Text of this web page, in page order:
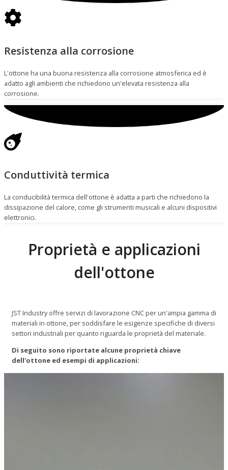
Resistenza alla corrosione
L'ottone ha una buona resistenza alla corrosione atmosferica ed è
adatto agli ambienti che richiedono un'elevata resistenza alla
corrosione.
Conduttività termica
La conducibilità termica dell'ottone è adatta a parti che richiedono la
dissipazione del calore, come gli strumenti musicali e alcuni dispositivi
elettronici.
Proprietà e applicazioni
dell'ottone
JST Industry offre servizi di lavorazione CNC per un'ampia gamma di
materiali in ottone, per soddisfare le esigenze specifiche di diversi
settori industriali per quanto riguarda le proprietà del materiale.
Di seguito sono riportate alcune proprietà chiave
dell'ottone ed esempi di applicazioni: